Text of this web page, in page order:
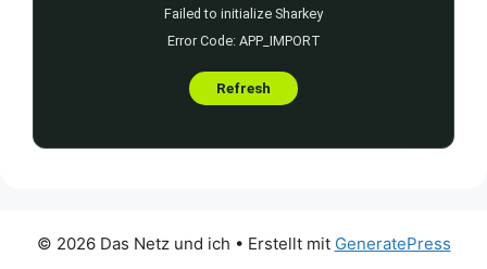
© 2026 Das Netz und ich • Erstellt mit GeneratePress